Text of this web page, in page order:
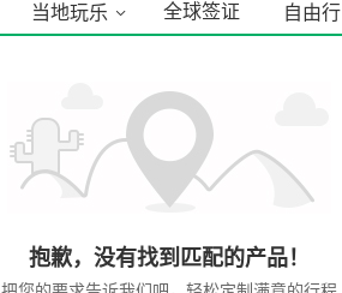
当地玩乐 全球签证 自由行
抱歉，没有找到匹配的产品！